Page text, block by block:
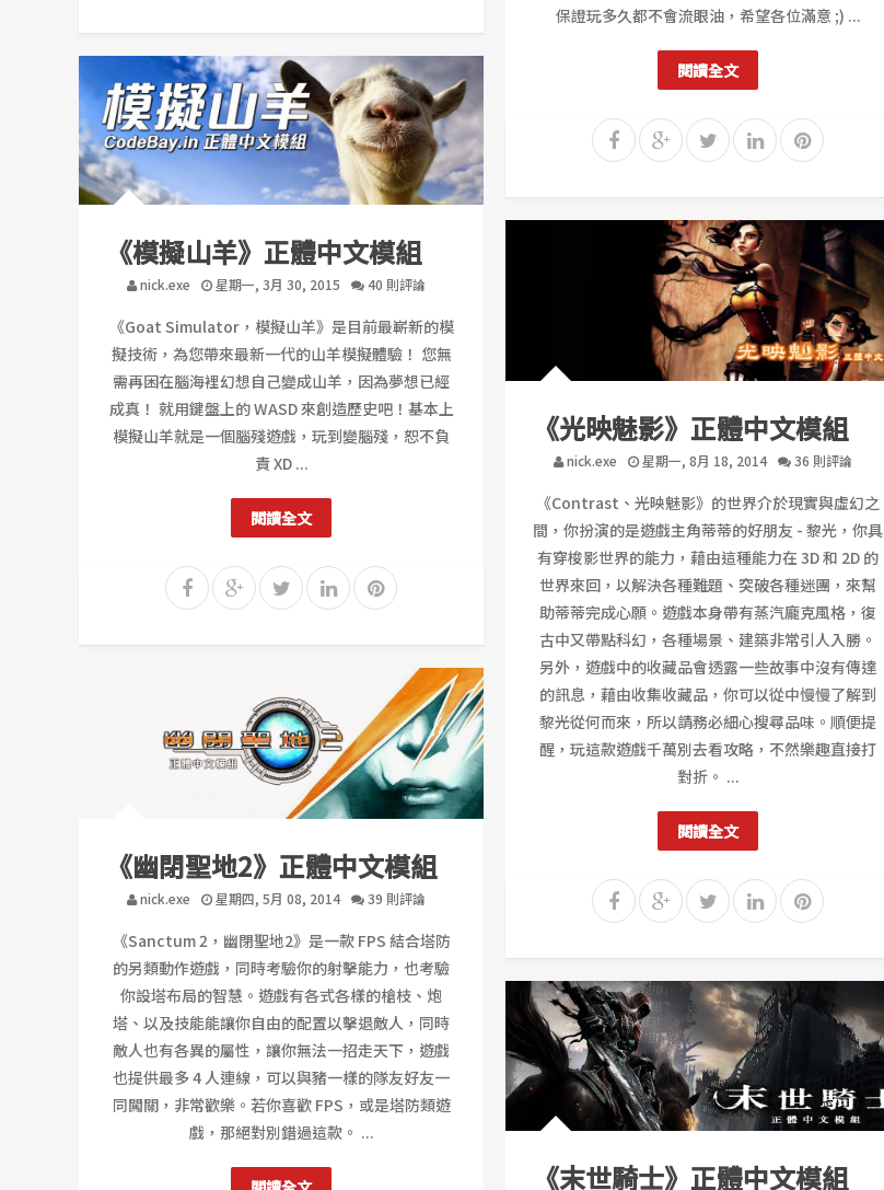
保證玩多久都不會流眼油，希望各位滿意 ;) ...
閱讀全文
《模擬山羊》正體中文模組
nick.exe 星期一, 3月 30, 2015 40 則評論
《Goat Simulator，模擬山羊》是目前最嶄新的模
擬技術，為您帶來最新一代的山羊模擬體驗！ 您無
需再困在腦海裡幻想自己變成山羊，因為夢想已經
成真！ 就用鍵盤上的 WASD 來創造歷史吧！基本上
模擬山羊就是一個腦殘遊戲，玩到變腦殘，恕不負
責 XD ...
閱讀全文
《光映魅影》正體中文模組
nick.exe 星期一, 8月 18, 2014 36 則評論
《Contrast、光映魅影》的世界介於現實與虛幻之
間，你扮演的是遊戲主角蒂蒂的好朋友 - 黎光，你具
有穿梭影世界的能力，藉由這種能力在 3D 和 2D 的
世界來回，以解決各種難題、突破各種迷團，來幫
助蒂蒂完成心願。遊戲本身帶有蒸汽龐克風格，復
古中又帶點科幻，各種場景、建築非常引人入勝。
另外，遊戲中的收藏品會透露一些故事中沒有傳達
的訊息，藉由收集收藏品，你可以從中慢慢了解到
黎光從何而來，所以請務必細心搜尋品味。順便提
醒，玩這款遊戲千萬別去看攻略，不然樂趣直接打
對折。 ...
閱讀全文
《幽閉聖地2》正體中文模組
nick.exe 星期四, 5月 08, 2014 39 則評論
《Sanctum 2，幽閉聖地2》是一款 FPS 結合塔防
的另類動作遊戲，同時考驗你的射擊能力，也考驗
你設塔布局的智慧。遊戲有各式各樣的槍枝、炮
塔、以及技能能讓你自由的配置以擊退敵人，同時
敵人也有各異的屬性，讓你無法一招走天下，遊戲
也提供最多 4 人連線，可以與豬一樣的隊友好友一
同闖關，非常歡樂。若你喜歡 FPS，或是塔防類遊
戲，那絕對別錯過這款。 ...
《末世騎士》正體中文模組